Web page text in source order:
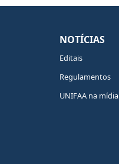
NOTÍCIAS
Editais
Regulamentos
UNIFAA na mídia